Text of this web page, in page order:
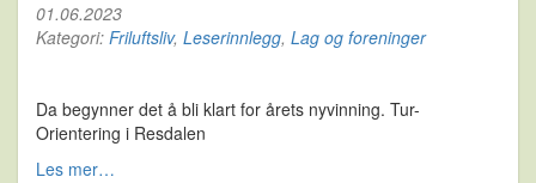
01.06.2023
Kategori: Friluftsliv, Leserinnlegg, Lag og foreninger
Da begynner det å bli klart for årets nyvinning. Tur-
Orientering i Resdalen
Les mer…